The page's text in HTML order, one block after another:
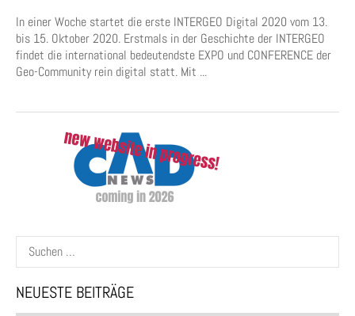
In einer Woche startet die erste INTERGEO Digital 2020 vom 13.
bis 15. Oktober 2020. Erstmals in der Geschichte der INTERGEO
findet die international bedeutendste EXPO und CONFERENCE der
Geo-Community rein digital statt. Mit ...
Suchen
nach:
NEUESTE BEITRÄGE